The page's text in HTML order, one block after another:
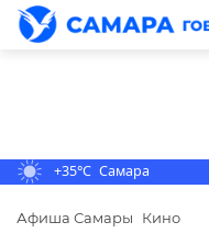
+35°C Самара
Афиша Самары Кино